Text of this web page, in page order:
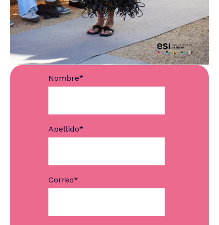
Nombre*
Apellido*
Correo*